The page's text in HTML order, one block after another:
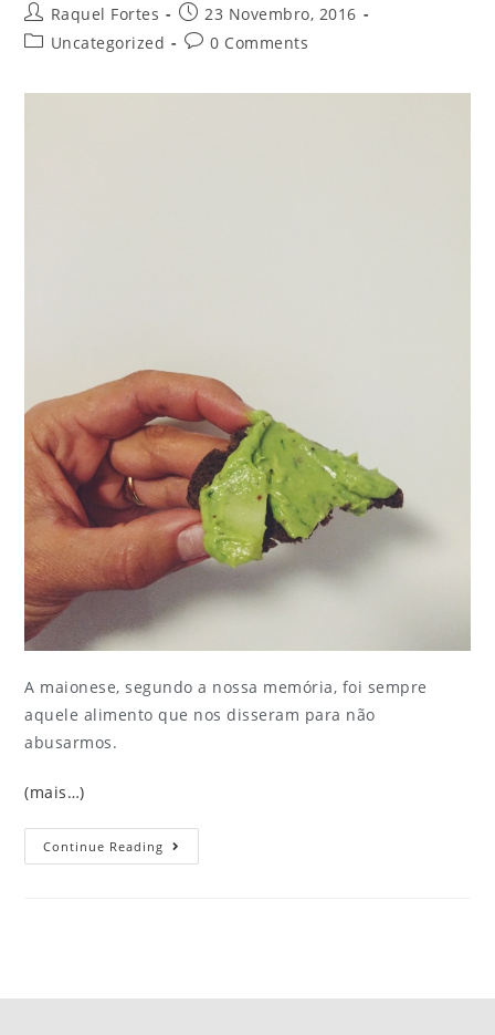
Raquel Fortes
23 Novembro, 2016
Uncategorized
0 Comments
A maionese, segundo a nossa memória, foi sempre
aquele alimento que nos disseram para não
abusarmos.
(mais…)
Continue Reading